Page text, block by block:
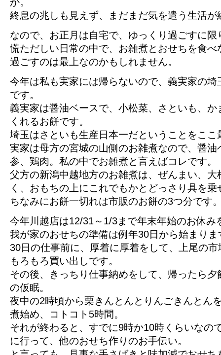
か。
終息の兆しも見えず、まだまだ気を遣う生活が
なので、お正月は自宅で、ゆっくり過ごすに限
慌ただしい日常の中で、お雑煮とおせちを食
過ごすのは最上なのかもしれません。
今年は私も実家には帰らないので、義実家の
です。
義実家は醤油ベースで、小松菜、さといも、
くれるお餅です。
埼玉はさといも生産日本一だということをここ
実家は母方の宮城の山側のお雑煮なので、醤油
参、鶏肉。私の中でお雑煮と言えばコレです。
父方の新潟中越地方のお雑煮は、ぜんまい、
く、おもちの上にこれでもかとどっさり具を
ちなみにお餅一切れは市販のお餅の3つ分です
今年川越店は12/31～1/3まで年末年始のお休み
我が家のおせちの準備は例年30日から始まりま
30日の仕事前に、厚着に厚着をして、上尾の
もろもろ買い出しです。
その後、きっちり仕事納めをして、帰ったら
の仮眠。
夜中の2時頃から栗きんとんとりんごきんとん
煮始め、コトコト5時間。
それが終わると、すでに9時か10時くらいなの
に行って、他のおせち作りのお手伝い。